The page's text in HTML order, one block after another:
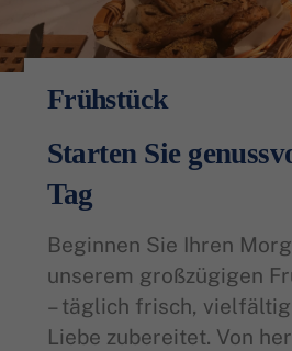
Frühstück
Starten Sie
Tag
Beginnen Sie Ihren
unserem großzügigen
– täglich frisch,
Liebe zubereitet. Von